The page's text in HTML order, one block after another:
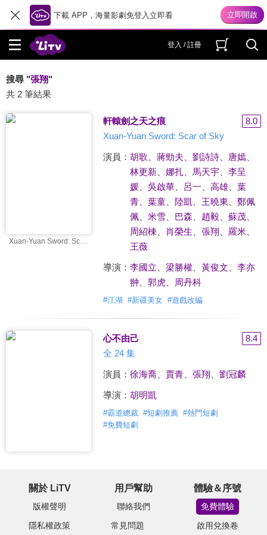
下載 APP，海量影劇免登入立即看
登入 / 註冊
搜尋 "張翔"
共 2 筆結果
Xuan-Yuan Sword: Scar of Sky
軒轅劍之天之痕
8.0
Xuan-Yuan Sword: Scar of Sky
演員： 胡歌 蔣勁夫 劉詩詩、 唐嫣、
林更新、 娜扎 馬天宇、 李呈
媛、 吳啟華、 呂一 高雄、 葉
青、 葉童、 陸凱 王曉東
鄭佩
佩、 米雪、 巴森 趙毅、 蘇茂、
周紹棟
肖榮生 張翔 羅米、
王薇
導演： 李國立 梁勝權、 黃俊文
李亦
翀
郭虎、 周丹科
#江湖 #新疆美女 #遊戲改編
心不由己
8.4
全 24 集
演員： 徐海喬 賈青、 張翔 劉冠麟
導演： 胡明凱
#霸道總裁 #短劇推薦 #熱門短劇
#免費短劇
關於 LiTV
版權聲明
隱私權政策
用戶幫助
聯絡我們
常見問題
體驗＆序號
免費體驗
啟用兌換卷